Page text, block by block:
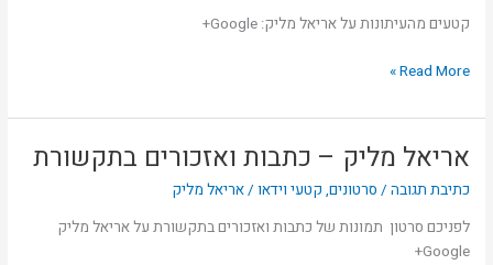
קטעים מהעיתונות על אריאל מליק: Google+
Read More »
אריאל מליק – כתבות ואזכורים בתקשורת
כתיבת תגובה / סרטונים, קטעי וידאו /אריאל מליק
לפניכם סרטון תמונות של כתבות ואזכורים בתקשורת על אריאל מליק
Google+
אריאל
–
כתבות
ואזכורים